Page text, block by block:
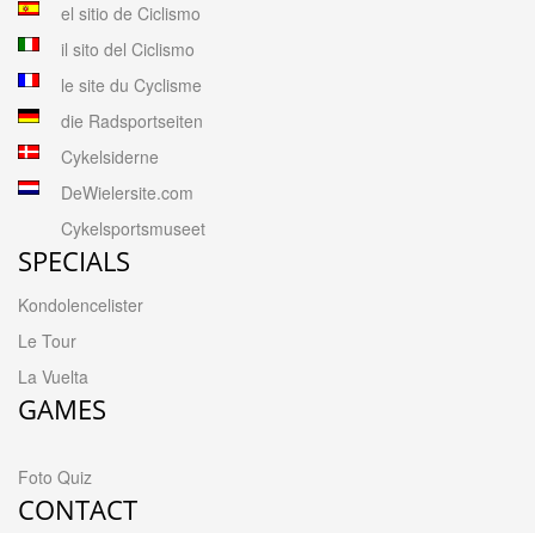
el sitio de Ciclismo
il sito del Ciclismo
le site du Cyclisme
die Radsportseiten
Cykelsiderne
DeWielersite.com
Cykelsportsmuseet
SPECIALS
Kondolencelister
Le Tour
La Vuelta
GAMES
Foto Quiz
CONTACT